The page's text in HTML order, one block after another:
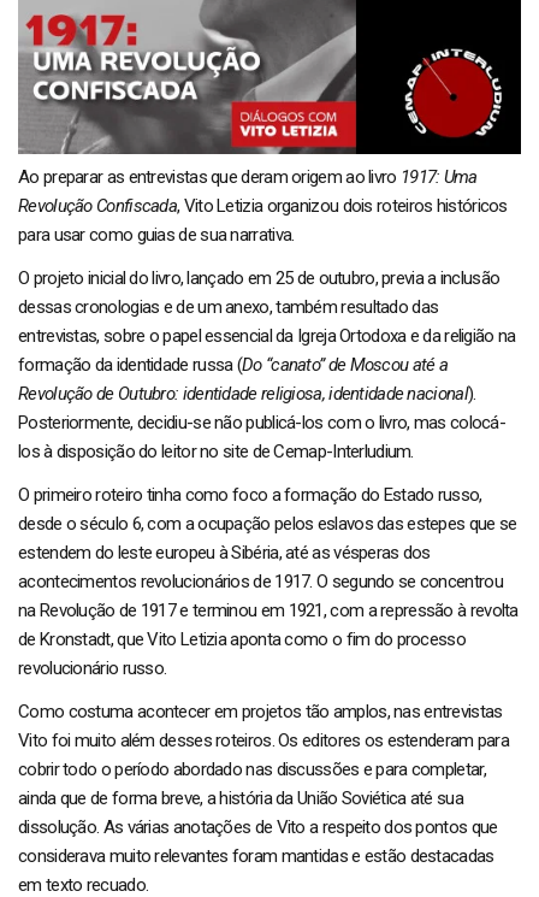
Ao preparar as entrevistas que deram origem ao livro 1917: Uma
Revolução Confiscada, Vito Letizia organizou dois roteiros históricos
para usar como guias de sua narrativa.
O projeto inicial do livro, lançado em 25 de outubro, previa a inclusão
dessas cronologias e de um anexo, também resultado das
entrevistas, sobre o papel essencial da Igreja Ortodoxa e da religião na
formação da identidade russa (Do “canato” de Moscou até a
Revolução de Outubro: identidade religiosa, identidade nacional).
Posteriormente, decidiu-se não publicá-los com o livro, mas colocá-
los à disposição do leitor no site de Cemap-Interludium.
O primeiro roteiro tinha como foco a formação do Estado russo,
desde o século 6, com a ocupação pelos eslavos das estepes que se
estendem do leste europeu à Sibéria, até as vésperas dos
acontecimentos revolucionários de 1917. O segundo se concentrou
na Revolução de 1917 e terminou em 1921, com a repressão à revolta
de Kronstadt, que Vito Letizia aponta como o fim do processo
revolucionário russo.
Como costuma acontecer em projetos tão amplos, nas entrevistas
Vito foi muito além desses roteiros. Os editores os estenderam para
cobrir todo o período abordado nas discussões e para completar,
ainda que de forma breve, a história da União Soviética até sua
dissolução. As várias anotações de Vito a respeito dos pontos que
considerava muito relevantes foram mantidas e estão destacadas
em texto recuado.